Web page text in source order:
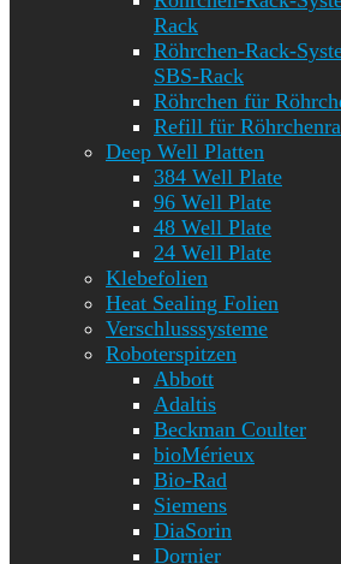
Rack
Röhrchen-Rack-
SBS-Rack
Röhrchen für
Refill für
Deep Well Platten
384 Well Plate
96 Well Plate
48 Well Plate
24 Well Plate
Klebefolien
Heat Sealing Folien
Verschlusssysteme
Roboterspitzen
Abbott
Adaltis
Beckman Coulter
bioMérieux
Bio-Rad
Siemens
DiaSorin
Dornier